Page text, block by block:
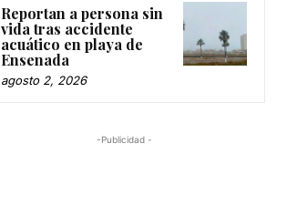
Reportan a persona sin
vida tras accidente
acuático en playa de
Ensenada
agosto 2, 2026
-Publicidad -